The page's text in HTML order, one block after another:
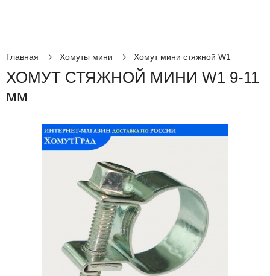
Главная Хомуты мини Хомут мини стяжной W1
ХОМУТ СТЯЖНОЙ МИНИ W1 9-11
мм